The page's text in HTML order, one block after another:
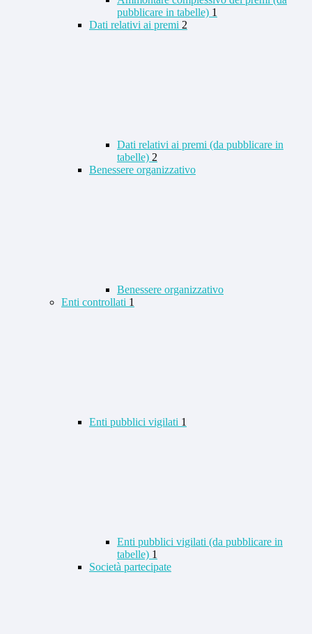
pubblicare in tabelle) 1
Dati relativi ai premi 2
Dati relativi ai premi (da pubblicare in
tabelle) 2
Benessere organizzativo
Benessere organizzativo
Enti controllati 1
Enti pubblici vigilati 1
Enti pubblici vigilati (da pubblicare in
tabelle) 1
Società partecipate